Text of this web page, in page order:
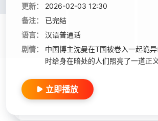
更新：
2026-02-03 12:30
备注：
已完结
语言：
汉语普通话
剧情：
中国博主沈曼在T国被卷入一起诡
时给身在暗处的人们照亮了一道正义
立即播放